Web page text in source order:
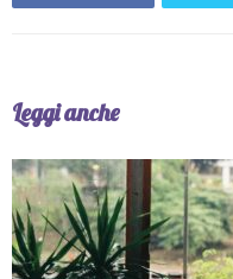
Leggi anche